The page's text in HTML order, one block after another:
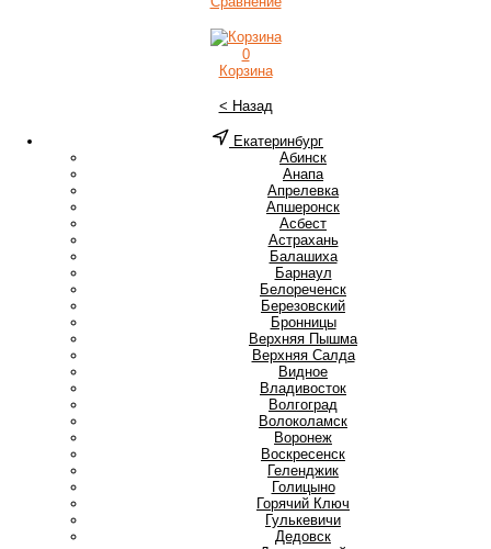
0
Корзина
< Назад
Екатеринбург
Абинск
Анапа
Апрелевка
Апшеронск
Асбест
Астрахань
Балашиха
Барнаул
Белореченск
Березовский
Бронницы
Верхняя Пышма
Верхняя Салда
Видное
Владивосток
Волгоград
Волоколамск
Воронеж
Воскресенск
Геленджик
Голицыно
Горячий Ключ
Гулькевичи
Дедовск